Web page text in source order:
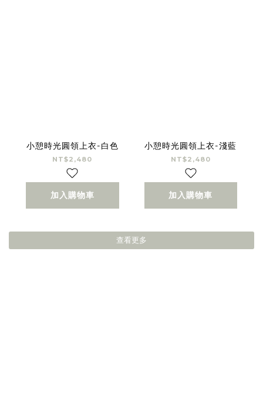
小憩時光圓領上衣-白色
NT$2,480
加入購物車
小憩時光圓領上衣-淺藍
NT$2,480
加入購物車
查看更多